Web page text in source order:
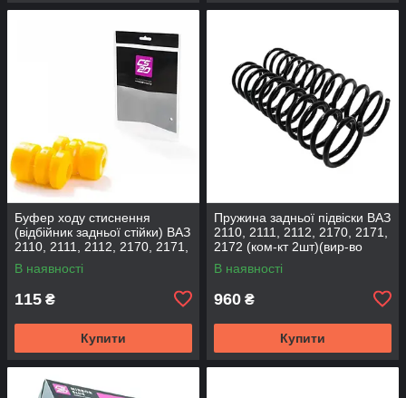
Буфер ходу стиснення
(відбійник задньої стійки) ВАЗ
2110, 2111, 2112, 2170, 2171,
2172 (2шт) (вир-во CS-20
В наявності
115 ₴
Купити
Пружина задньої підвіски ВАЗ
2110, 2111, 2112, 2170, 2171,
2172 (ком-кт 2шт)(вир-во
SKADI)
В наявності
960 ₴
Купити